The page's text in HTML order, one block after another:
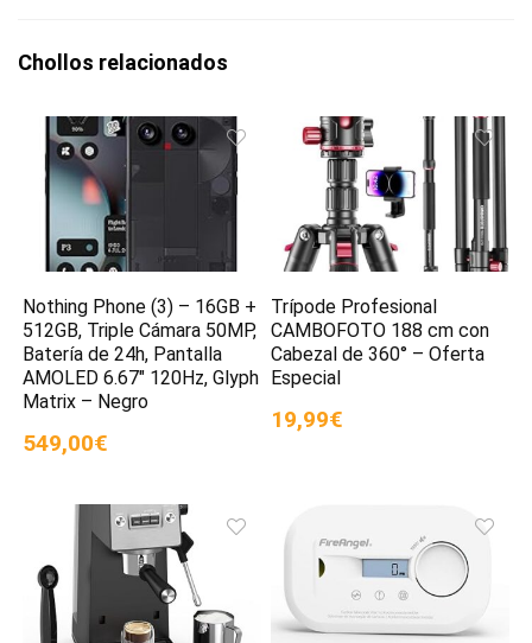
Chollos relacionados
Nothing Phone (3) – 16GB +
512GB, Triple Cámara 50MP,
Batería de 24h, Pantalla
AMOLED 6.67″ 120Hz, Glyph
Matrix – Negro
549,00€
Trípode Profesional
CAMBOFOTO 188 cm con
Cabezal de 360° – Oferta
Especial
19,99€